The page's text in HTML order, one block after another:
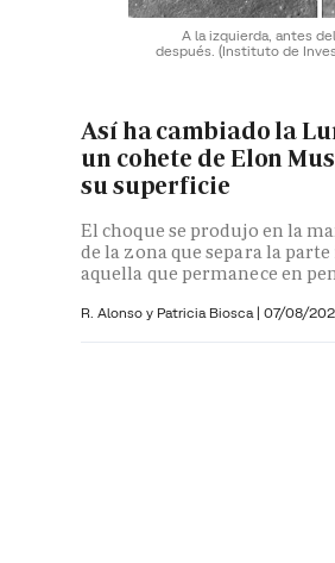
A la izquierda, antes
después. (Instituto de
Así ha cambiado la
un cohete de Elon
su superficie
El choque se produjo en la
de la zona que separa la
aquella que permanece en
R. Alonso y Patricia Biosca | 07/08/